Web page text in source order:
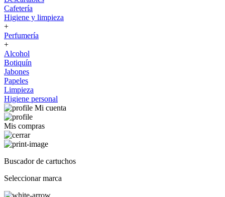
Cafetería
Higiene y limpieza
+
Perfumería
+
Alcohol
Botiquín
Jabones
Papeles
Limpieza
Higiene personal
Mi cuenta
Mis compras
Buscador de cartuchos
Seleccionar marca